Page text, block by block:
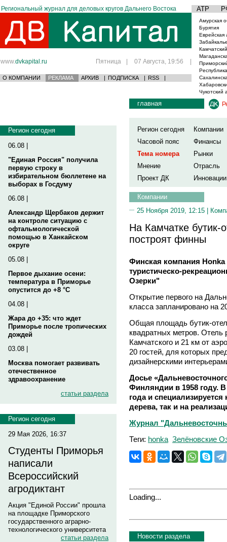
Региональный журнал для деловых кругов Дальнего Востока АТР
www.dvkapital.ru Пятница | 07 Августа, 19:56 |
О КОМПАНИИ РЕКЛАМА АРХИВ | ПОДПИСКА | RSS |
Амурская
Бурятия
Еврейская
Чукотский
Регион сегодня
06.08 |
"Единая Россия" получила
первую строку в
избирательном бюллетене на
выборах в Госдуму
06.08 |
Александр Щербаков держит
на контроле ситуацию с
офтальмологической
помощью в Ханкайском
округе
05.08 |
Первое дыхание осени:
температура в Приморье
опустится до +8 °C
04.08 |
Жара до +35: что ждет
Приморье после тропических
дождей
03.08 |
Москва помогает развивать
отечественное
здравоохранение
статьи раздела
Регион сегодня
29 Мая 2026, 16:37
Студенты Приморья
написали
Всероссийский
агродиктант
Акция "Единой России" прошла
на площадке Приморского
государственного аграрно-
технологического университета
статьи раздела
главная
Регион сегодня
Компании
Часовой пояс
Финансы
Тема номера
Рынки
Мнение
Отрасль
Проект ДК
Инновации
Компании
25 Ноября 2019, 12:15 |
На Камчатке бутик-
построят финны
Финская компания Honka
туристическо-
Озерки"
Открытие первого на
класса запланировано на
Общая площадь бутик-
квадратных метров. Отель
Камчатского и 21 км от
20 гостей, для которых
дизайнерскими
Досье
Финляндии в 1958 году. В
года и
дерева, так и на
Журнал
Теги: honka Зелёновские
Loading...
Новости раздела